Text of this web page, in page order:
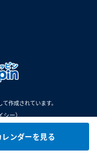
ンダーを見る
作成されています。
シー）